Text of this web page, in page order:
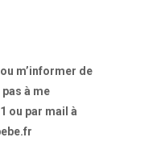
m’informer de
à me
ou par mail à